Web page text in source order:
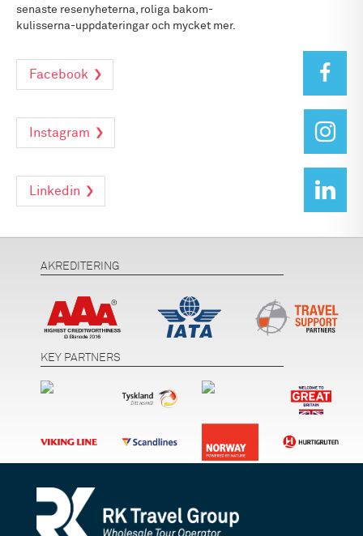
senaste resenyheterna, roliga bakom-
kulisserna-uppdateringar och mycket mer.
Facebook
Instagram
Linkedin
AKREDITERING
KEY PARTNERS